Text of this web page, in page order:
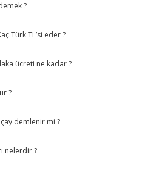
?
Türk TL’si eder ?
ücreti ne kadar ?
?
demlenir mi ?
nelerdir ?